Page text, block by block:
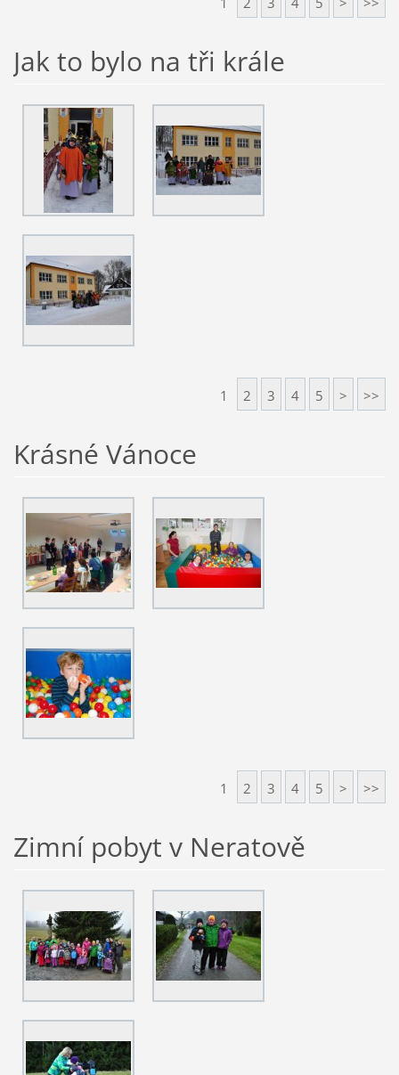
Jak to bylo na tři krále
1 2 3 4 5 > >>
Krásné Vánoce
1 2 3 4 5 > >>
Zimní pobyt v Neratově